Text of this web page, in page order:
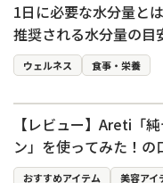
1日に必要な水分量と
推奨される水分量の
ウェルネス 食事・栄養
【レビュー】Areti「
ン」を使ってみた！の
おすすめアイテム 美容アイ